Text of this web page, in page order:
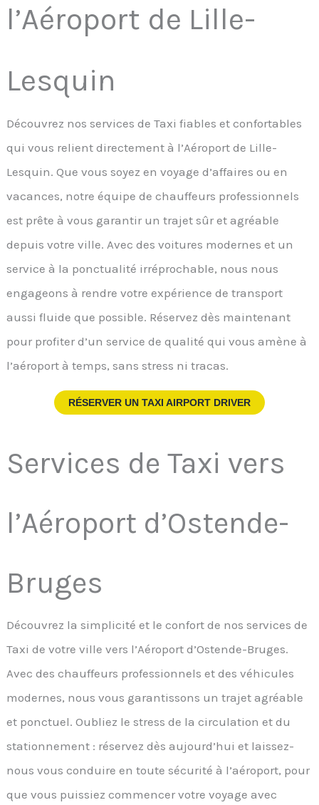
l’Aéroport de Lille-
Lesquin
Découvrez nos services de Taxi fiables et confortables
qui vous relient directement à l’Aéroport de Lille-
Lesquin. Que vous soyez en voyage d’affaires ou en
vacances, notre équipe de chauffeurs professionnels
est prête à vous garantir un trajet sûr et agréable
depuis votre ville. Avec des voitures modernes et un
service à la ponctualité irréprochable, nous nous
engageons à rendre votre expérience de transport
aussi fluide que possible. Réservez dès maintenant
pour profiter d’un service de qualité qui vous amène à
l’aéroport à temps, sans stress ni tracas.
RÉSERVER UN TAXI AIRPORT DRIVER
Services de Taxi vers
l’Aéroport d’Ostende-
Bruges
Découvrez la simplicité et le confort de nos services de
Taxi de votre ville vers l’Aéroport d’Ostende-Bruges.
Avec des chauffeurs professionnels et des véhicules
modernes, nous vous garantissons un trajet agréable
et ponctuel. Oubliez le stress de la circulation et du
stationnement : réservez dès aujourd’hui et laissez-
nous vous conduire en toute sécurité à l’aéroport, pour
que vous puissiez commencer votre voyage avec